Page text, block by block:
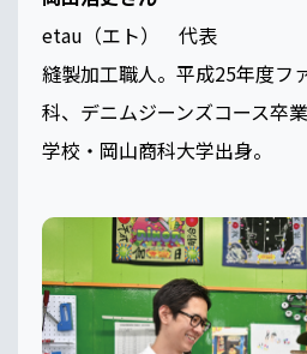
etau（エト） 代表
縫製加工職人。平成25年度フ
科、デニムジーンズコース卒
学校・岡山商科大学出身。